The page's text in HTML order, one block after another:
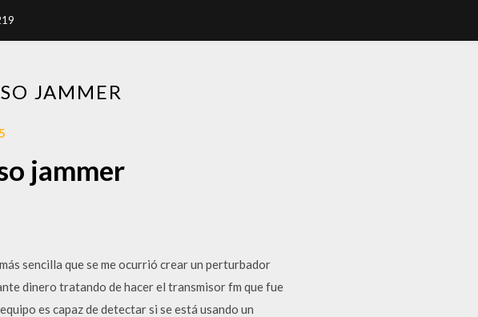
JAMMER
jammer
sencilla que se me ocurrió crear un perturbador
dinero tratando de hacer el transmisor fm que fue
es capaz de detectar si se está usando un